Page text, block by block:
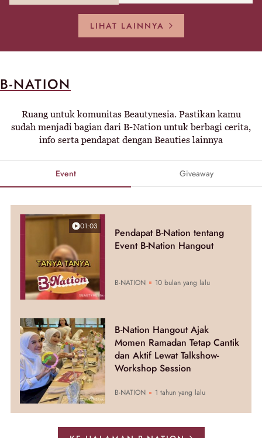
LIHAT LAINNYA
B-NATION
Ruang untuk komunitas Beautynesia. Pastikan kamu
sudah menjadi bagian dari B-Nation untuk berbagi cerita,
info serta pendapat dengan Beauties lainnya
Event Giveaway
01:03
Pendapat B-Nation tentang
Event B-Nation Hangout
B-NATION 10 bulan yang lalu
B-Nation Hangout Ajak
Momen Ramadan Tetap Cantik
dan Aktif Lewat Talkshow-
Workshop Session
B-NATION 1 tahun yang lalu